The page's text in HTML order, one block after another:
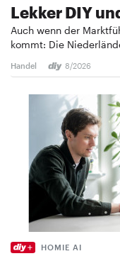
Lekker DIY
Auch wenn der
kommt: Die
Handel 8/2026
HOMIE AI